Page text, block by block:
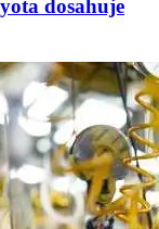
dosahuje